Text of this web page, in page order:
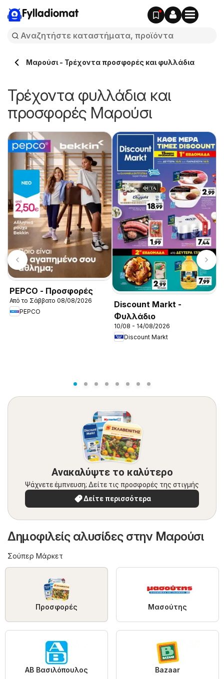
Fylladiomat
Μαρούσι - Τρέχοντα προσφορές και φυλλάδια
Τρέχοντα φυλλάδια και
προσφορές Μαρούσι
PEPCO - Προσφορές
Από το Σάββατο 08/08/2026
PEPCO
Discount Markt -
Φυλλάδιο
10/08 - 14/08/2026
Discount Markt
Ανακαλύψτε το καλύτερο
Ψάχνετε έμπνευση; Δείτε τις προσφορές της στιγμής
Δείτε περισσότερα
Δημοφιλείς αλυσίδες στην Μαρούσι
Σούπερ Μάρκετ
Προσφορές Μασούτης
ΑΒ Βασιλόπουλος Bazaar